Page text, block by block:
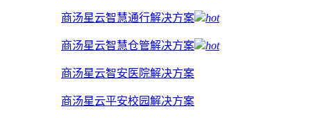
商汤星云智慧通行解决方案 hot
商汤星云智慧仓管解决方案 hot
商汤星云智安医院解决方案
商汤星云平安校园解决方案